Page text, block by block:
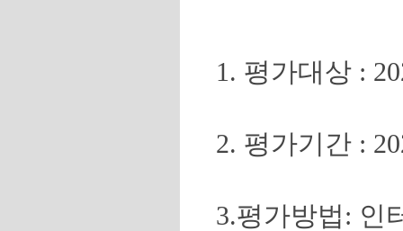
1. 평가대상 :
2. 평가기간 :
3. 평가방법 :